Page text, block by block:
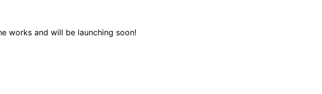
works and will be launching soon!